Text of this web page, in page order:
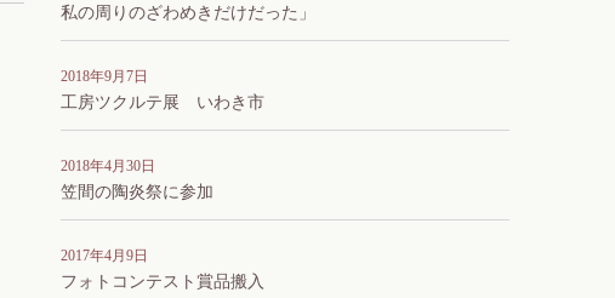
私の周りのざわめきだけだった」
2018年9月7日
工房ツクルテ展 いわき市
2018年4月30日
笠間の陶炎祭に参加
2017年4月9日
フォトコンテスト賞品搬入